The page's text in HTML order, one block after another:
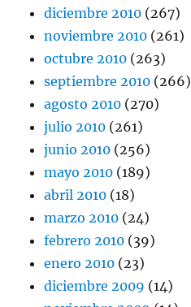
diciembre 2010 (267)
noviembre 2010 (261)
octubre 2010 (263)
septiembre 2010 (266)
agosto 2010 (270)
julio 2010 (261)
junio 2010 (256)
mayo 2010 (189)
abril 2010 (18)
marzo 2010 (24)
febrero 2010 (39)
enero 2010 (23)
diciembre 2009 (14)